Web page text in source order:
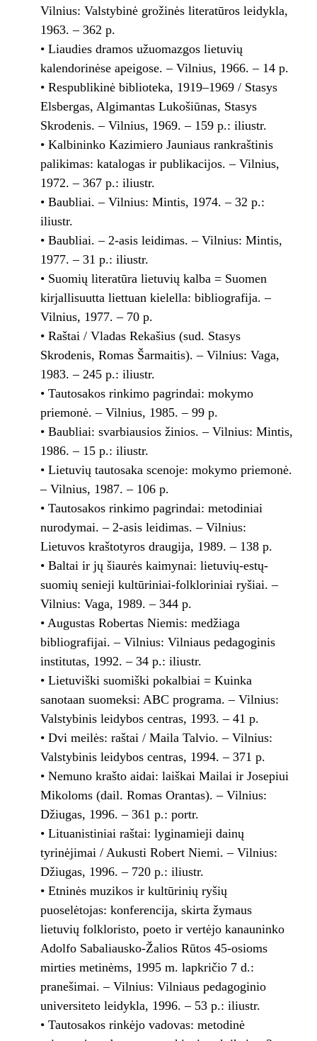
Vilnius: Valstybinė grožinės literatūros leidykla,
1963. – 362 p.
• Liaudies dramos užuomazgos lietuvių
kalendorinėse apeigose. – Vilnius, 1966. – 14 p.
• Respublikinė biblioteka, 1919–1969 / Stasys
Elsbergas, Algimantas Lukošiūnas, Stasys
Skrodenis. – Vilnius, 1969. – 159 p.: iliustr.
• Kalbininko Kazimiero Jauniaus rankraštinis
palikimas: katalogas ir publikacijos. – Vilnius,
1972. – 367 p.: iliustr.
• Baubliai. – Vilnius: Mintis, 1974. – 32 p.:
iliustr.
• Baubliai. – 2-asis leidimas. – Vilnius: Mintis,
1977. – 31 p.: iliustr.
• Suomių literatūra lietuvių kalba = Suomen
kirjallisuutta liettuan kielella: bibliografija. –
Vilnius, 1977. – 70 p.
• Raštai / Vladas Rekašius (sud. Stasys
Skrodenis, Romas Šarmaitis). – Vilnius: Vaga,
1983. – 245 p.: iliustr.
• Tautosakos rinkimo pagrindai: mokymo
priemonė. – Vilnius, 1985. – 99 p.
• Baubliai: svarbiausios žinios. – Vilnius: Mintis,
1986. – 15 p.: iliustr.
• Lietuvių tautosaka scenoje: mokymo priemonė.
– Vilnius, 1987. – 106 p.
• Tautosakos rinkimo pagrindai: metodiniai
nurodymai. – 2-asis leidimas. – Vilnius:
Lietuvos kraštotyros draugija, 1989. – 138 p.
• Baltai ir jų šiaurės kaimynai: lietuvių-estų-
suomių senieji kultūriniai-folkloriniai ryšiai. –
Vilnius: Vaga, 1989. – 344 p.
• Augustas Robertas Niemis: medžiaga
bibliografijai. – Vilnius: Vilniaus pedagoginis
institutas, 1992. – 34 p.: iliustr.
• Lietuviški suomiški pokalbiai = Kuinka
sanotaan suomeksi: ABC programa. – Vilnius:
Valstybinis leidybos centras, 1993. – 41 p.
• Dvi meilės: raštai / Maila Talvio. – Vilnius:
Valstybinis leidybos centras, 1994. – 371 p.
• Nemuno krašto aidai: laiškai Mailai ir Josepiui
Mikoloms (dail. Romas Orantas). – Vilnius:
Džiugas, 1996. – 361 p.: portr.
• Lituanistiniai raštai: lyginamieji dainų
tyrinėjimai / Aukusti Robert Niemi. – Vilnius:
Džiugas, 1996. – 720 p.: iliustr.
• Etninės muzikos ir kultūrinių ryšių
puoselėtojas: konferencija, skirta žymaus
lietuvių folkloristo, poeto ir vertėjo kanauninko
Adolfo Sabaliausko-Žalios Rūtos 45-osioms
mirties metinėms, 1995 m. lapkričio 7 d.:
pranešimai. – Vilnius: Vilniaus pedagoginio
universiteto leidykla, 1996. – 53 p.: iliustr.
• Tautosakos rinkėjo vadovas: metodinė